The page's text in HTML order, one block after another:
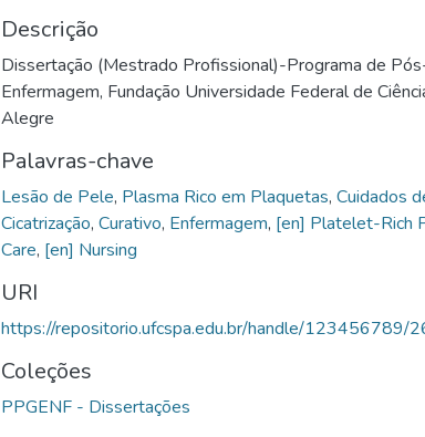
Descrição
Dissertação (Mestrado Profissional)-Programa de
Enfermagem, Fundação Universidade Federal de
Alegre
Palavras-chave
Lesão de Pele, Plasma Rico em Plaquetas, Cuidados
Cicatrização, Curativo, Enfermagem, [en] Platelet-Rich
Care, [en] Nursing
URI
https://repositorio.ufcspa.edu.br/handle/123456789/
Coleções
PPGENF - Dissertações